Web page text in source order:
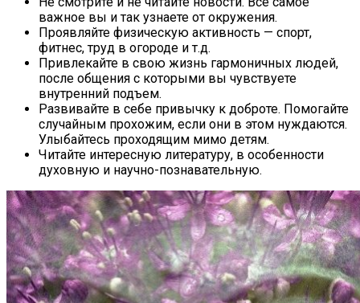
важное вы и так узнаете от окружения.
Проявляйте физическую активность — спорт,
фитнес, труд в огороде и т.д.
Привлекайте в свою жизнь гармоничных людей,
после общения с которыми вы чувствуете
внутренний подъем.
Развивайте в себе привычку к доброте. Помогайте
случайным прохожим, если они в этом нуждаются.
Улыбайтесь проходящим мимо детям.
Читайте интересную литературу, в особенности
духовную и научно-познавательную.